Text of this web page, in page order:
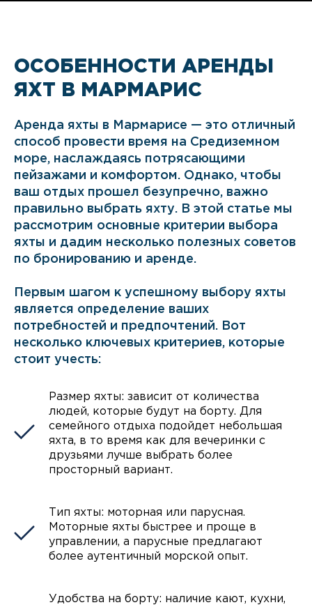
ОСОБЕННОСТИ АРЕНДЫ
ЯХТ В МАРМАРИС
Аренда яхты в Мармарисе — это отличный
способ провести время на Средиземном
море, наслаждаясь потрясающими
пейзажами и комфортом. Однако, чтобы
ваш отдых прошел безупречно, важно
правильно выбрать яхту. В этой статье мы
рассмотрим основные критерии выбора
яхты и дадим несколько полезных советов
по бронированию и аренде.
Первым шагом к успешному выбору яхты
является определение ваших
потребностей и предпочтений. Вот
несколько ключевых критериев, которые
стоит учесть:
Размер яхты: зависит от количества
людей, которые будут на борту. Для
семейного отдыха подойдет небольшая
яхта, в то время как для вечеринки с
друзьями лучше выбрать более
просторный вариант.
Тип яхты: моторная или парусная.
Моторные яхты быстрее и проще в
управлении, а парусные предлагают
более аутентичный морской опыт.
Удобства на борту: наличие кают, кухни,